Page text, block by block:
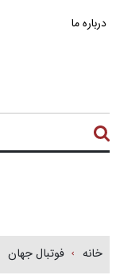
درباره ما
خانه فوتبال جهان